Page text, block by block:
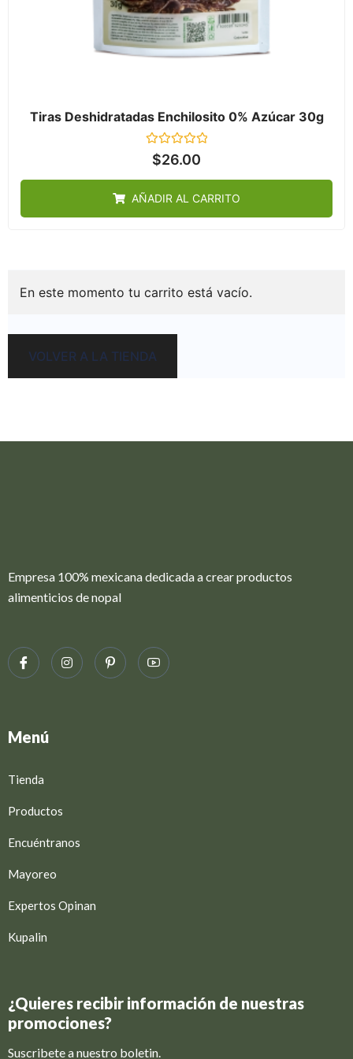
Tiras Deshidratadas Enchilosito 0% Azúcar 30g
Valorado
en
5
$26.00
AÑADIR AL CARRITO
En este momento tu carrito está vacío.
VOLVER A LA TIENDA
Empresa 100% mexicana dedicada a crear productos
alimenticios de nopal
Menú
Tienda
Productos
Encuéntranos
Mayoreo
Expertos Opinan
Kupalin
¿Quieres recibir información de nuestras
promociones?
Suscribete a nuestro boletin.